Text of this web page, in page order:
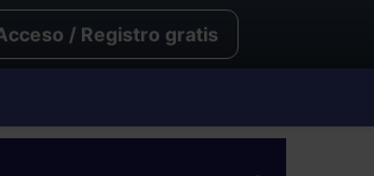
/ Registro gratis